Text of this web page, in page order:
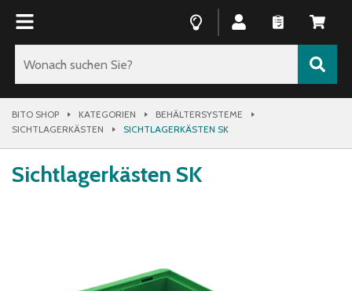
BITO SHOP KATEGORIEN
BEHÄLTERSYSTEME
SICHTLAGERKÄSTEN
SICHTLAGERKÄSTEN SK
Sichtlagerkästen SK